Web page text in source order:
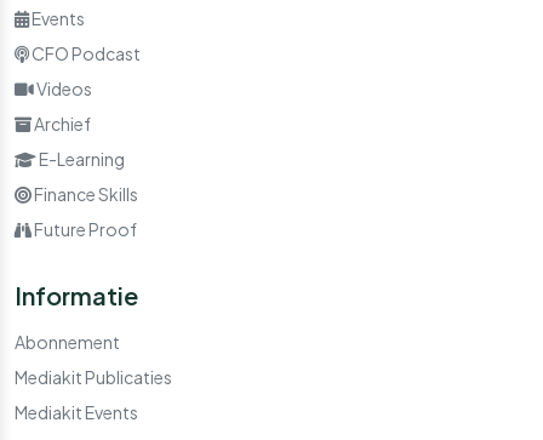
Events
CFO Podcast
Videos
Archief
E-Learning
Finance Skills
Future Proof
Informatie
Abonnement
Mediakit Publicaties
Mediakit Events